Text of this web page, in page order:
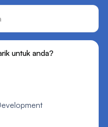
untuk anda?